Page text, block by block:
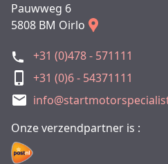
Pauwweg 6
5808 BM Oirlo
+31 (0)478 - 571111
+31 (0)6 - 54371111
Onze verzendpartner is :